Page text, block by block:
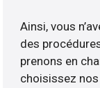
Ainsi, vous
des
prenons en
choisissez